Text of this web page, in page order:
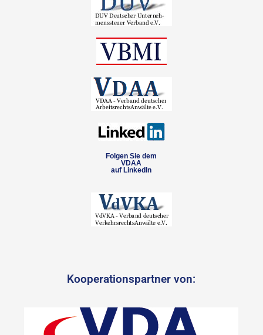
Folgen Sie dem
VDAA
auf LinkedIn
Kooperationspartner von: